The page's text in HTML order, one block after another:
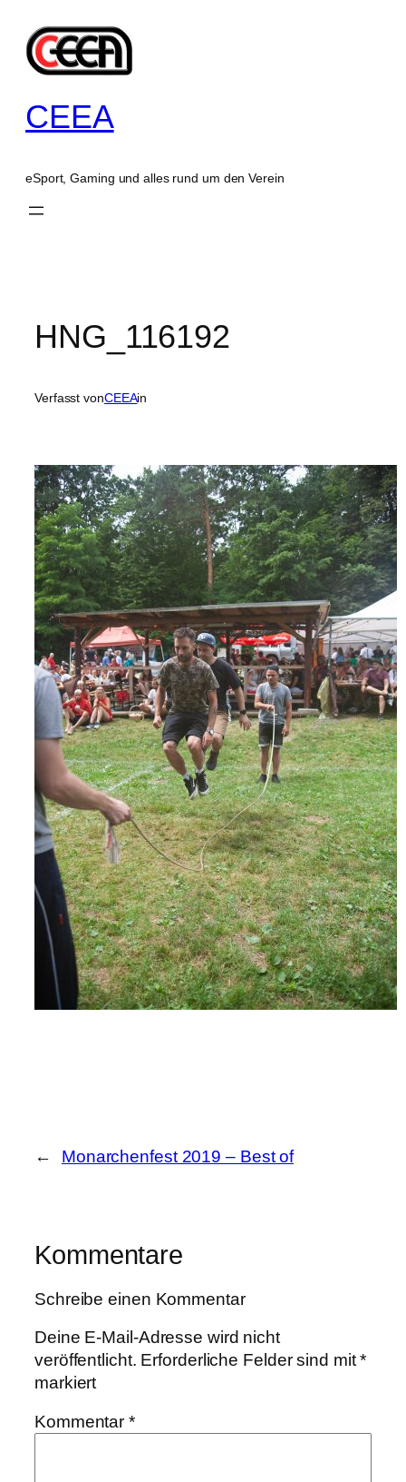
Inhalt
springen
CEEA
eSport, Gaming und alles rund um den Verein
HNG_116192
Verfasst vonCEEAin
← Monarchenfest 2019 – Best of
Kommentare
Schreibe einen Kommentar
Deine E-Mail-Adresse wird nicht
veröffentlicht. Erforderliche Felder sind mit*
markiert
Kommentar*